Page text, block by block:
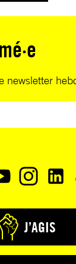
newsletter
J’AGIS